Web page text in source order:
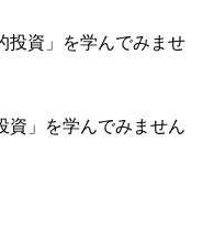
資」を学んでみません